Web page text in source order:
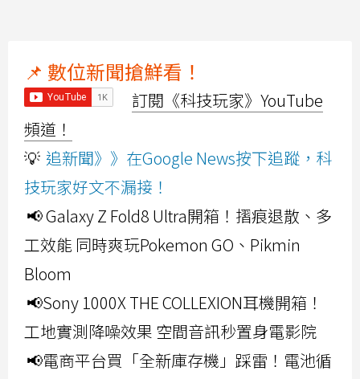
📌 數位新聞搶鮮看！
訂閱《科技玩家》YouTube
頻道！
💡 追新聞》》在Google News按下追蹤，科
技玩家好文不漏接！
📢 Galaxy Z Fold8 Ultra開箱！摺痕退散、多
工效能 同時爽玩Pokemon GO、Pikmin
Bloom
📢Sony 1000X THE COLLEXION耳機開箱！
工地實測降噪效果 空間音訊秒置身電影院
📢電商平台買「全新庫存機」踩雷！電池循